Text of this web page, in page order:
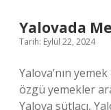
Yalovada
Tarih: Eylül 22, 2024
Yalova’nın
özgü yemekler
Yalova sütlacı,